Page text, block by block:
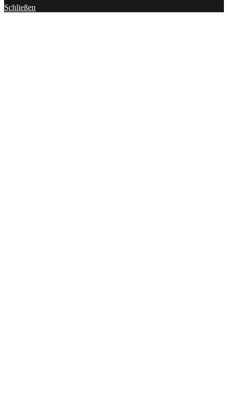
Schließen